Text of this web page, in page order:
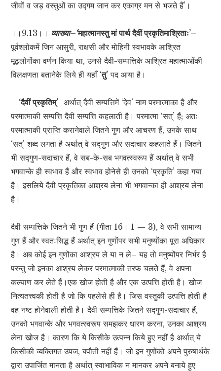
जीवों व जड़ वस्तुओं का उद्गम जान कर एकाग्र मन से भजते हैं’।
।।9.13।। व्याख्या–‘महात्मानस्तु मां पार्थ दैवीं प्रकृतिमाश्रिताः’–
पूर्वश्लोकमें जिन आसुरी, राक्षसी और मोहिनी स्वभावके आश्रित
मूढ़लोगोंका वर्णन किया था, उनसे दैवी-सम्पत्तिके आश्रित महात्माओंकी
विलक्षणता बतानेके लिये ही यहाँ ‘तु’ पद आया है।
‘दैवीं प्रकृतिम्’–अर्थात् दैवी सम्पत्तिमें ‘देव’ नाम परमात्माका है और
परमात्माकी सम्पत्ति दैवी सम्पत्ति कहलाती है। परमात्मा ‘सत्’ हैं; अतः
परमात्माकी प्राप्ति करानेवाले जितने गुण और आचरण हैं, उनके साथ
‘सत्’ शब्द लगता है अर्थात् वे सद्गुण और सदाचार कहलाते हैं। जितने
भी सद्गुण-सदाचार हैं, वे सब-के-सब भगवत्स्वरूप हैं अर्थात् वे सभी
भगवान्के ही स्वभाव हैं और स्वभाव होनेसे ही उनको ‘प्रकृति’ कहा गया
है। इसलिये दैवी प्रकृतिका आश्रय लेना भी भगवान्का ही आश्रय लेना
है।
दैवी सम्पत्तिके जितने भी गुण हैं (गीता 16। 1 — 3), वे सभी सामान्य
गुण हैं और स्वतःसिद्ध हैं अर्थात् इन गुणोंपर सभी मनुष्योंका पूरा अधिकार
है। अब कोई इन गुणोंका आश्रय ले या न ले– यह तो मनुष्योंपर निर्भर है
परन्तु जो इनका आश्रय लेकर परमात्माकी तरफ चलते हैं, वे अपना
कल्याण कर लेते हैं।एक खोज होती है और एक उत्पत्ति होती है। खोज
नित्यतत्त्वकी होती है जो कि पहलेसे ही है। जिस वस्तुकी उत्पत्ति होती है
वह नष्ट होनेवाली होती है। दैवी सम्पत्तिके जितने सद्गुण-सदाचार हैं,
उनको भगवान्के और भगवत्स्वरूप समझकर धारण करना, उनका आश्रय
लेना खोज है। कारण कि ये किसीके उत्पन्न किये हुए नहीं है अर्थात् ये
किसीकी व्यक्तिगत उपज, बपौती नहीं हैं। जो इन गुणोंको अपने पुरुषार्थके
द्वारा उपार्जित मानता है अर्थात् स्वाभाविक न मानकर अपने बनाये हुए